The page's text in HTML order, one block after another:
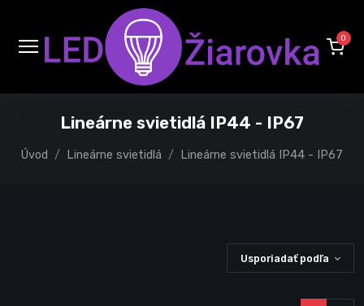
0
Lineárne svietidlá IP44 - IP67
Úvod Lineárne svietidlá Lineárne svietidlá IP44 - IP67
Usporiadať podľa